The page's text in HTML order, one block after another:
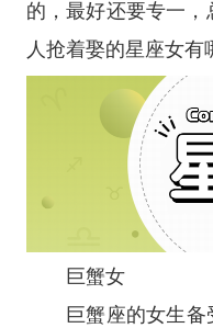
的，最好还要专一
人抢着娶的星座女有
巨蟹女
巨蟹座的女生备